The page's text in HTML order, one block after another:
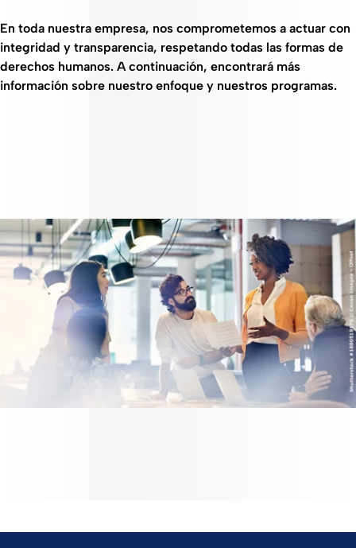
En toda nuestra empresa, nos comprometemos a actuar con
integridad y transparencia, respetando todas las formas de
derechos humanos. A continuación, encontrará más
información sobre nuestro enfoque y nuestros programas.